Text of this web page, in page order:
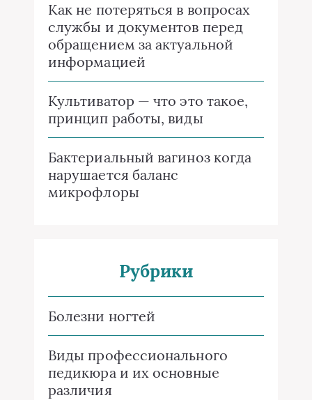
Как не потеряться в вопросах
службы и документов перед
обращением за актуальной
информацией
Культиватор — что это такое,
принцип работы, виды
Бактериальный вагиноз когда
нарушается баланс
микрофлоры
Рубрики
Болезни ногтей
Виды профессионального
педикюра и их основные
различия